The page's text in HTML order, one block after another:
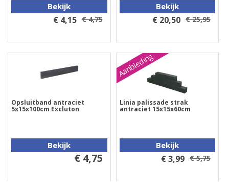
Bekijk
€ 4,15 € 4,75
Bekijk
€ 20,50 € 25,95
Opsluitband antraciet
5x15x100cm Excluton
Bekijk
€ 4,75
Aanbieding
Linia palissade strak
antraciet 15x15x60cm
Bekijk
€ 3,99 € 5,75